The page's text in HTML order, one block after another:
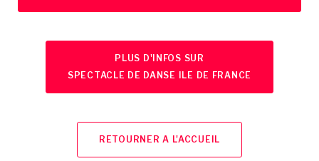
PLUS D'INFOS SUR
SPECTACLE DE DANSE ILE DE FRANCE
RETOURNER A L'ACCUEIL